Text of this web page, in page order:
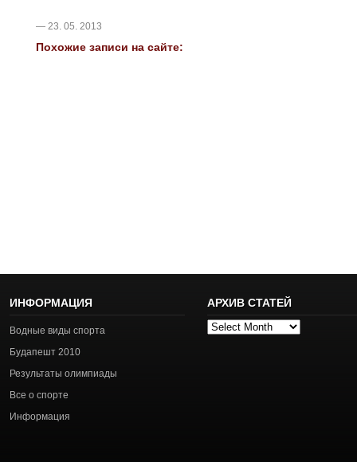
— 23. 05. 2013
Похожие записи на сайте:
ИНФОРМАЦИЯ
Водные виды спорта
Будапешт 2010
Результаты олимпиады
Все о спорте
Информация
АРХИВ СТАТЕЙ
Архив